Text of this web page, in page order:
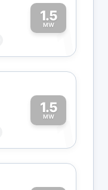
1.5
MW1
1.5
MW1